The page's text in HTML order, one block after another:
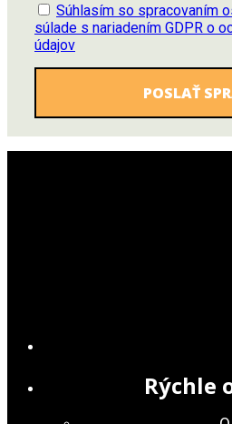
Súhlasím so spracovaním
súlade s nariadením GDPR o
údajov
Rýchle